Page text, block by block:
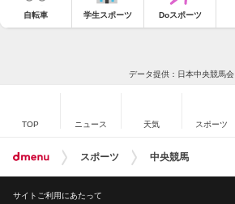
自転車 学生スポーツ Doスポーツ
データ提供：日本中央競馬会
TOP ニュース 天気 スポーツ
スポーツ 中央競馬
サイトご利用にあたって